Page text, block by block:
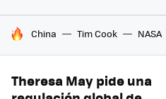
HOY SE HABLA DE
China Tim Cook NASA
Theresa May pide una